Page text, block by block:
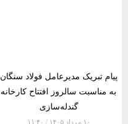
پیام تبریک مدیرعامل فولاد سنگان
به مناسبت سالروز افتتاح کارخانه
گندله‌سازی
۱۰ مرداد ۱۴۰۵